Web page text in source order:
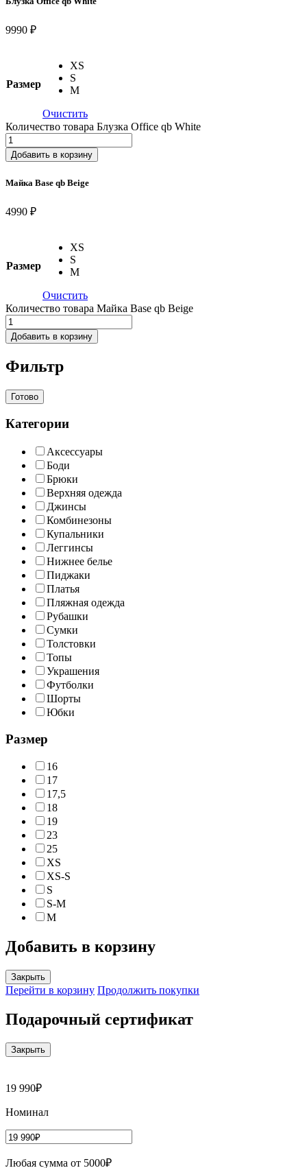
9990 ₽
Размер
XS
S
M
Очистить
Количество товара Блузка Office qb White
Добавить в корзину
Майка Base qb Beige
4990 ₽
Размер
XS
S
M
Очистить
Количество товара Майка Base qb Beige
Добавить в корзину
Фильтр
Готово
Категории
Аксессуары
Боди
Брюки
Верхняя одежда
Джинсы
Комбинезоны
Купальники
Леггинсы
Нижнее белье
Пиджаки
Платья
Пляжная одежда
Рубашки
Сумки
Толстовки
Топы
Украшения
Футболки
Шорты
Юбки
Размер
16
17
17,5
18
19
23
25
XS
XS-S
S
S-M
M
Добавить в корзину
Закрыть
Перейти в корзину Продолжить покупки
Подарочный сертификат
Закрыть
19 990₽
Номинал
Любая сумма от 5000₽